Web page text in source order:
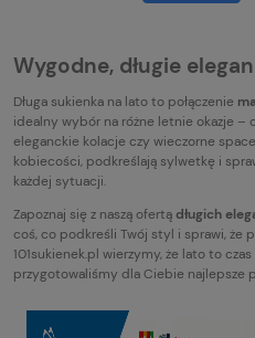
Wygodne, długie
Długa sukienka na lato to połączenie
idealny wybór na różne letnie okazje –
eleganckie kolacje czy wieczorne
kobiecości, podkreślają sylwetkę i
każdej sytuacji.
Zapoznaj się z naszą ofertądługich
coś, co podkreśli Twój styl i sprawi, że
101sukienek.pl wierzymy, że lato to
przygotowaliśmy dla Ciebie najlepsze